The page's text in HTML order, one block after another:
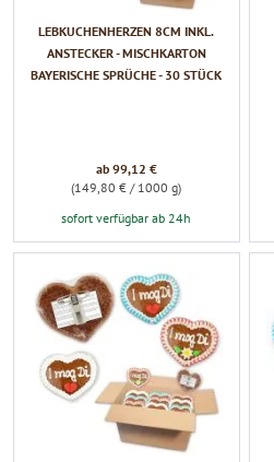
LEBKUCHENHERZEN 8CM INKL.
ANSTECKER - MISCHKARTON
BAYERISCHE SPRÜCHE - 30 STÜCK
ab 99,12 €
(149,80 € / 1000 g)
sofort verfügbar ab 24h